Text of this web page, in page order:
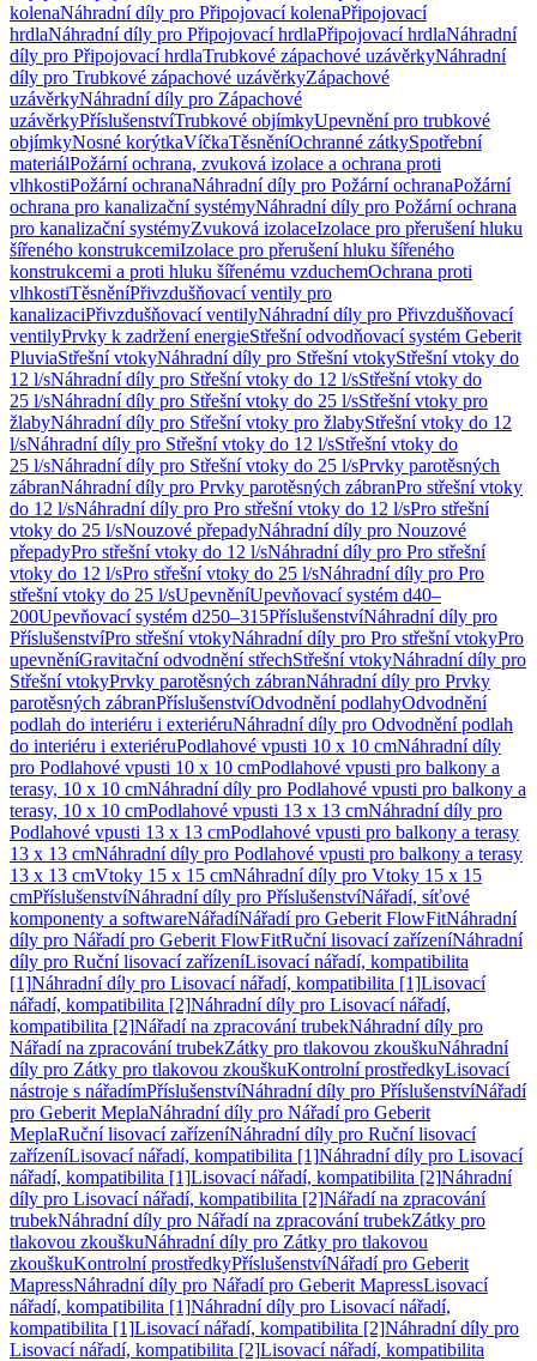
kolenaNáhradní díly pro Připojovací kolenaPřipojovací
hrdlaNáhradní díly pro Připojovací hrdlaPřipojovací hrdlaNáhradní
díly pro Připojovací hrdlaTrubkové zápachové uzávěrkyNáhradní
díly pro Trubkové zápachové uzávěrkyZápachové
uzávěrkyNáhradní díly pro Zápachové
uzávěrkyPříslušenstvíTrubkové objímkyUpevnění pro trubkové
objímkyNosné korýtkaVíčkaTěsněníOchranné zátkySpotřební
materiálPožární ochrana, zvuková izolace a ochrana proti
vlhkostiPožární ochranaNáhradní díly pro Požární ochranaPožární
ochrana pro kanalizační systémyNáhradní díly pro Požární ochrana
pro kanalizační systémyZvuková izolaceIzolace pro přerušení hluku
šířeného konstrukcemiIzolace pro přerušení hluku šířeného
konstrukcemi a proti hluku šířenému vzduchemOchrana proti
vlhkostiTěsněníPřivzdušňovací ventily pro
kanalizaciPřivzdušňovací ventilyNáhradní díly pro Přivzdušňovací
ventilyPrvky k zadržení energieStřešní odvodňovací systém Geberit
PluviaStřešní vtokyNáhradní díly pro Střešní vtokyStřešní vtoky do
12 l/sNáhradní díly pro Střešní vtoky do 12 l/sStřešní vtoky do
25 l/sNáhradní díly pro Střešní vtoky do 25 l/sStřešní vtoky pro
žlabyNáhradní díly pro Střešní vtoky pro žlabyStřešní vtoky do 12
l/sNáhradní díly pro Střešní vtoky do 12 l/sStřešní vtoky do
25 l/sNáhradní díly pro Střešní vtoky do 25 l/sPrvky parotěsných
zábranNáhradní díly pro Prvky parotěsných zábranPro střešní vtoky
do 12 l/sNáhradní díly pro Pro střešní vtoky do 12 l/sPro střešní
vtoky do 25 l/sNouzové přepadyNáhradní díly pro Nouzové
přepadyPro střešní vtoky do 12 l/sNáhradní díly pro Pro střešní
vtoky do 12 l/sPro střešní vtoky do 25 l/sNáhradní díly pro Pro
střešní vtoky do 25 l/sUpevněníUpevňovací systém d40–
200Upevňovací systém d250–315PříslušenstvíNáhradní díly pro
PříslušenstvíPro střešní vtokyNáhradní díly pro Pro střešní vtokyPro
upevněníGravitační odvodnění střechStřešní vtokyNáhradní díly pro
Střešní vtokyPrvky parotěsných zábranNáhradní díly pro Prvky
parotěsných zábranPříslušenstvíOdvodnění podlahyOdvodnění
podlah do interiéru i exteriéruNáhradní díly pro Odvodnění podlah
do interiéru i exteriéruPodlahové vpusti 10 x 10 cmNáhradní díly
pro Podlahové vpusti 10 x 10 cmPodlahové vpusti pro balkony a
terasy, 10 x 10 cmNáhradní díly pro Podlahové vpusti pro balkony a
terasy, 10 x 10 cmPodlahové vpusti 13 x 13 cmNáhradní díly pro
Podlahové vpusti 13 x 13 cmPodlahové vpusti pro balkony a terasy
13 x 13 cmNáhradní díly pro Podlahové vpusti pro balkony a terasy
13 x 13 cmVtoky 15 x 15 cmNáhradní díly pro Vtoky 15 x 15
cmPříslušenstvíNáhradní díly pro PříslušenstvíNářadí, síťové
komponenty a softwareNářadíNářadí pro Geberit FlowFitNáhradní
díly pro Nářadí pro Geberit FlowFitRuční lisovací zařízeníNáhradní
díly pro Ruční lisovací zařízeníLisovací nářadí, kompatibilita
[1]Náhradní díly pro Lisovací nářadí, kompatibilita [1]Lisovací
nářadí, kompatibilita [2]Náhradní díly pro Lisovací nářadí,
kompatibilita [2]Nářadí na zpracování trubekNáhradní díly pro
Nářadí na zpracování trubekZátky pro tlakovou zkouškuNáhradní
díly pro Zátky pro tlakovou zkouškuKontrolní prostředkyLisovací
nástroje s nářadímPříslušenstvíNáhradní díly pro PříslušenstvíNářadí
pro Geberit MeplaNáhradní díly pro Nářadí pro Geberit
MeplaRuční lisovací zařízeníNáhradní díly pro Ruční lisovací
zařízeníLisovací nářadí, kompatibilita [1]Náhradní díly pro Lisovací
nářadí, kompatibilita [1]Lisovací nářadí, kompatibilita [2]Náhradní
díly pro Lisovací nářadí, kompatibilita [2]Nářadí na zpracování
trubekNáhradní díly pro Nářadí na zpracování trubekZátky pro
tlakovou zkouškuNáhradní díly pro Zátky pro tlakovou
zkouškuKontrolní prostředkyPříslušenstvíNářadí pro Geberit
MapressNáhradní díly pro Nářadí pro Geberit MapressLisovací
nářadí, kompatibilita [1]Náhradní díly pro Lisovací nářadí,
kompatibilita [1]Lisovací nářadí, kompatibilita [2]Náhradní díly pro
Lisovací nářadí, kompatibilita [2]Lisovací nářadí, kompatibilita